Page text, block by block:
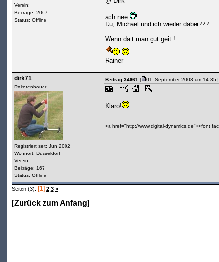
Verein:
Beiträge: 2067
Status: Offline
ach nee
Du, Michael und ich wieder dabei???
Wenn datt man gut geit !
Rainer
dirk71
Raketenbauer
Registriert seit: Jun 2002
Wohnort: Düsseldorf
Verein:
Beiträge: 167
Status: Offline
Beitrag 34961[ 01. September 2003 um 14:35]
Klaro!
<a href="http://www.digital-dynamics.de"><font
Seiten (3): [1] 2 3 »
[Zurück zum Anfang]